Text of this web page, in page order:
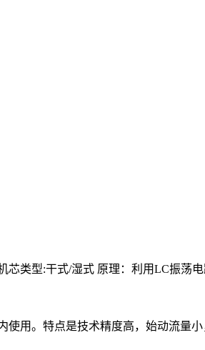
芯类型:干式/湿式 原理：利用LC振荡
用。特点是技术精度高，始动流量